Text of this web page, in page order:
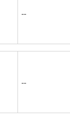
--
--